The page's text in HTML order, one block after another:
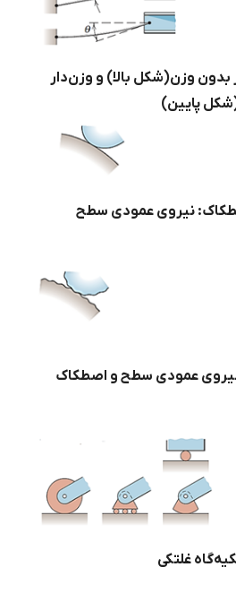
بدون وزن(شکل بالا) و وزن‌دار
پایین)
نیروی عمودی سطح
عمودی سطح و اصطکاک
غلتکی